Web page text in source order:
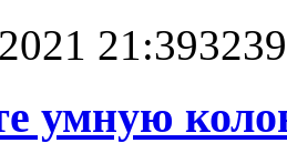
21:39
умную